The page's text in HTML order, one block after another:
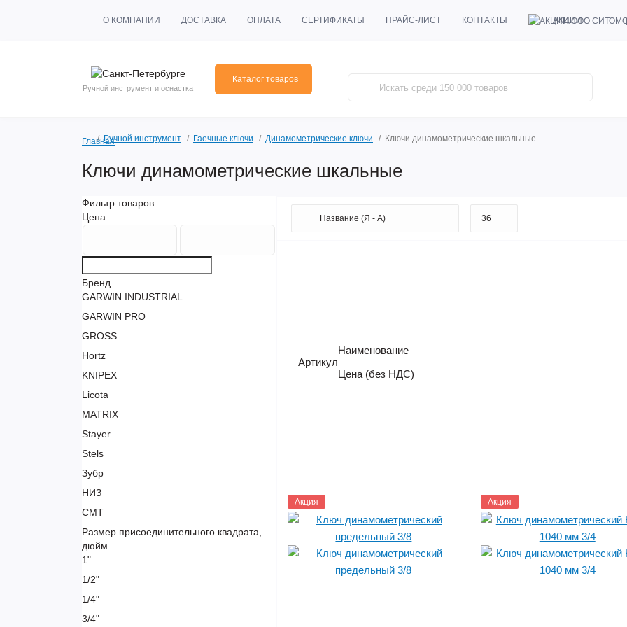
О КОМПАНИИ ДОСТАВКА ОПЛАТА СЕРТИФИКАТЫ ПРАЙС-ЛИСТ КОНТАКТЫ АКЦИИ
Ручной инструмент и оснастка
Каталог товаров
ГлавнаяРучной инструмент Гаечные ключи Динамометрические ключи Ключи динамометрические шкальные
Ключи динамометрические шкальные
Фильтр товаров
Цена
Бренд
GARWIN INDUSTRIAL
GARWIN PRO
GROSS
Hortz
KNIPEX
Licota
MATRIX
Stayer
Stels
Зубр
НИЗ
СМТ
Размер присоединительного квадрата,
дюйм
1"
1/2"
1/4"
3/4"
Артикул
Наименование
Цена (без НДС)
717539
Акция 1119688
Акция